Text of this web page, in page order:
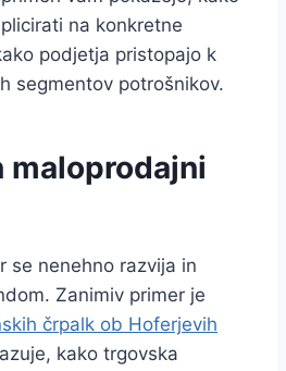
na konkretne
podjetja pristopajo k
segmentov potrošnikov.
maloprodajni
se nenehno razvija in
Zanimiv primer je
črpalk ob Hoferjevih
kako trgovska